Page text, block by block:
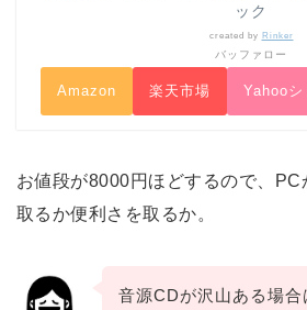
ック
created by Rinker
バッファロー
Amazon 楽天市場 Yahooシ
お値段が8000円ほどするので、PC
取るか便利さを取るか。
音源CDが沢山ある場